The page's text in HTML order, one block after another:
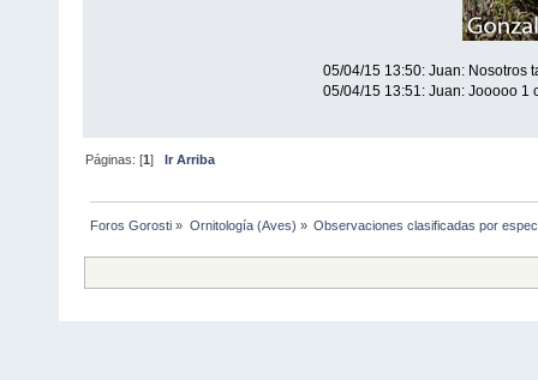
05/04/15 13:50: Juan: Nosotros
05/04/15 13:51: Juan: Jooooo
Páginas: [1] Ir Arriba
Foros Gorosti » Ornitología (Aves) » Observaciones clasificadas por